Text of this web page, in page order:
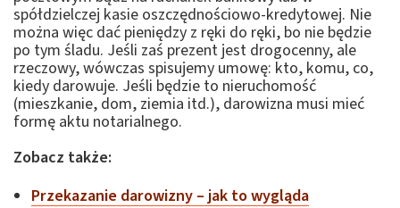
spółdzielczej kasie oszczędnościowo-kredytowej. Nie
można więc dać pieniędzy z ręki do ręki, bo nie będzie
po tym śladu. Jeśli zaś prezent jest drogocenny, ale
rzeczowy, wówczas spisujemy umowę: kto, komu, co,
kiedy darowuje. Jeśli będzie to nieruchomość
(mieszkanie, dom, ziemia itd.), darowizna musi mieć
formę aktu notarialnego.
Zobacz także:
Przekazanie darowizny – jak to wygląda